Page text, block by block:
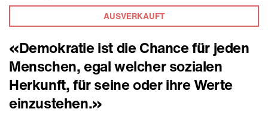
AUSVERKAUFT
«Demokratie ist die Chance für jeden
Menschen, egal welcher sozialen
Herkunft, für seine oder ihre Werte
einzustehen.»